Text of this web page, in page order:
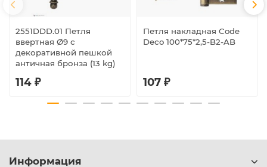
2551DDD.01 Петля
ввертная Ø9 с
декоративной пешкой
античная бронза (13 kg)
114 ₽
Петля накладная Code
Deco 100*75*2,5-B2-AB
107 ₽
Информация